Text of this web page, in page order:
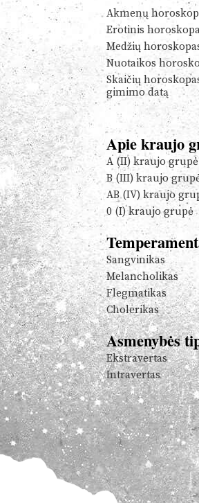
Akmenų
Erotinis
Medžių
Nuotaikos
Skaičių
gimimo datą
Apie kraujo
A (II) kraujo grupė
B (III) kraujo
AB (IV) kraujo
0 (I) kraujo grupė
Sangvinikas
Melancholikas
Flegmatikas
Cholerikas
Asmenybės
Ekstravertas
Intravertas